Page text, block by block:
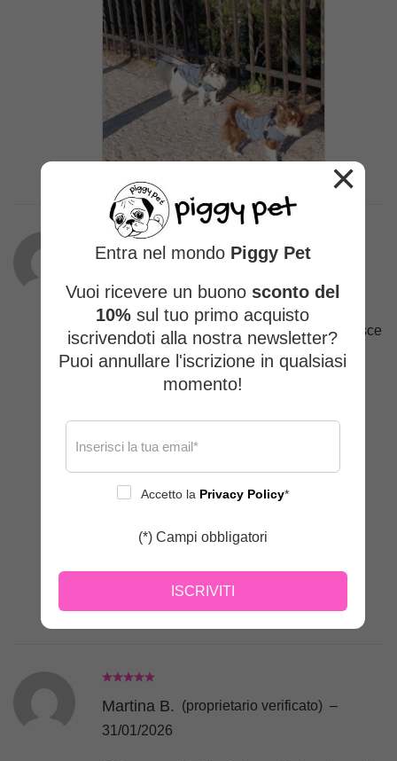
(proprietario verificato)
02/03/2026
Bellissima felpa… ottima vestibilità, aderisce
senza costringere..per Lulù ho scelto una
taglia FS… leggermente più morbida sul
Leggi di più
Martina B. (proprietario verificato) –
31/01/2026
×
Entra nel mondo Piggy Pet
Vuoi ricevere un buono sconto del
10% sul tuo primo acquisto
iscrivendoti alla nostra newsletter?
Puoi annullare l'iscrizione in qualsiasi
momento!
Accetto la Privacy Policy*
(*) Campi obbligatori
ISCRIVITI